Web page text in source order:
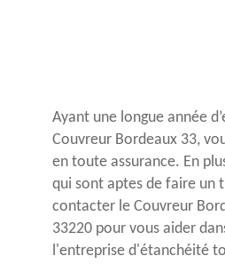
Ayant une longue année
Couvreur Bordeaux 33,
en toute assurance. En
qui sont aptes de faire un
contacter le Couvreur
33220 pour vous aider
l'entreprise d'étanchéité